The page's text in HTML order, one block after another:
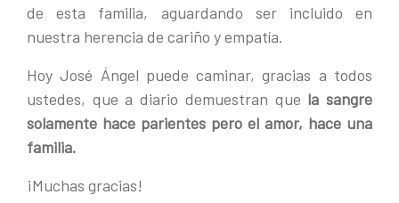
de esta familia, aguardando ser incluido en
nuestra herencia de cariño y empatía.
Hoy José Ángel puede caminar, gracias a todos
ustedes, que a diario demuestran que la sangre
solamente hace parientes pero el amor, hace una
familia.
¡Muchas gracias!